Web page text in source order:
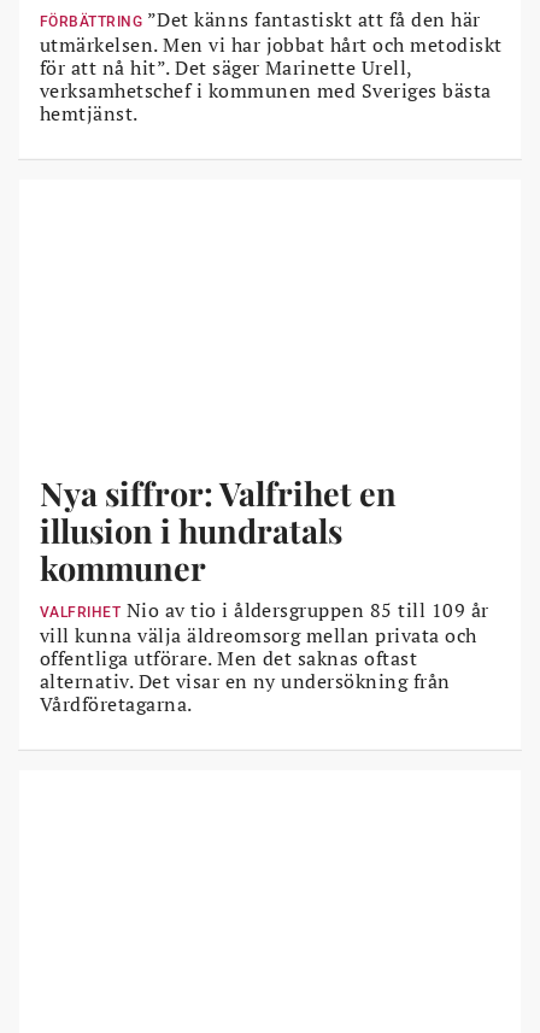
FÖRBÄTTRING ”Det känns fantastiskt att få den här
utmärkelsen. Men vi har jobbat hårt och metodiskt
för att nå hit”. Det säger Marinette Urell,
verksamhetschef i kommunen med Sveriges bästa
hemtjänst.
Nya siffror: Valfrihet en
illusion i hundratals
kommuner
VALFRIHET Nio av tio i åldersgruppen 85 till 109 år
vill kunna välja äldreomsorg mellan privata och
offentliga utförare. Men det saknas oftast
alternativ. Det visar en ny undersökning från
Vårdföretagarna.